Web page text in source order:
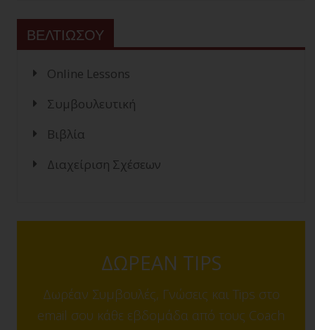
ΒΕΛΤΙΩΣΟΥ
Online Lessons
Συμβουλευτική
Βιβλία
Διαχείριση Σχέσεων
ΔΩΡΕΑΝ TIPS
Δωρέαν Συμβουλές, Γνώσεις και Tips στο
email σου κάθε εβδομάδα από τους Coach